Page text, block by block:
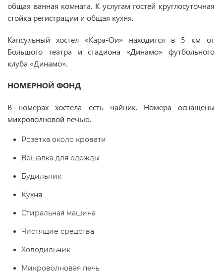
общая ванная комната. К услугам гостей круглосуточная
стойка регистрации и общая кухня.
Капсульный хостел «Кара-Ои» находится в 5 км от
Большого театра и стадиона «Динамо» футбольного
клуба «Динамо».
НОМЕРНОЙ ФОНД
В номерах хостела есть чайник. Номера оснащены
микроволновой печью.
Розетка около кровати
Вешалка для одежды
Будильник
Кухня
Стиральная машина
Чистящие средства
Холодильник
Микроволновая печь